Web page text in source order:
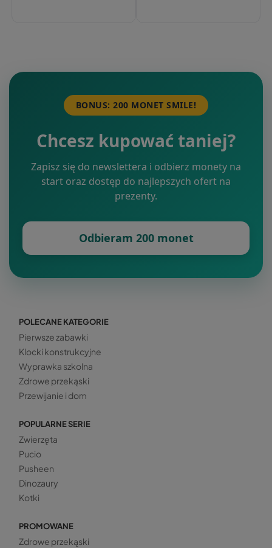
BONUS: 200 MONET SMILE!
Chcesz kupować taniej?
Zapisz się do newslettera i odbierz monety na
start oraz dostęp do najlepszych ofert na
prezenty.
Odbieram 200 monet
POLECANE KATEGORIE
Pierwsze zabawki
Klocki konstrukcyjne
Wyprawka szkolna
Zdrowe przekąski
Przewijanie i dom
POPULARNE SERIE
Zwierzęta
Pucio
Pusheen
Dinozaury
Kotki
PROMOWANE
Zdrowe przekąski